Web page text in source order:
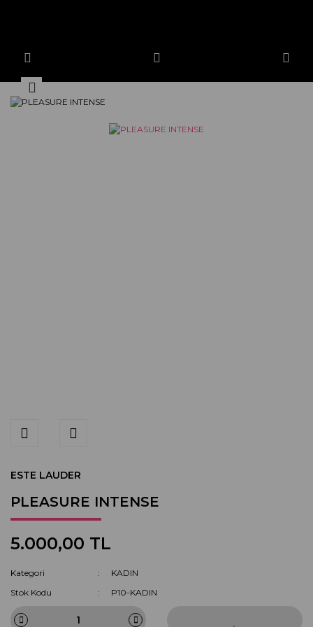
ESTE LAUDER
PLEASURE INTENSE
5.000,00 TL
Kategori
KADIN
Stok Kodu
P10-KADIN